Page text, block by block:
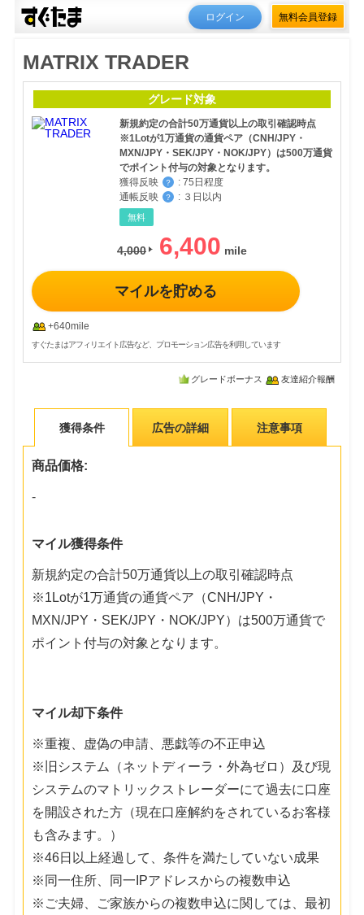
ログイン 無料会員登録
MATRIX TRADER
グレード対象
新規約定の合計50万通貨以上の取引確認時点
※1Lotが1万通貨の通貨ペア（CNH/JPY・
MXN/JPY・SEK/JPY・NOK/JPY）は500万通貨
でポイント付与の対象となります。
獲得反映
？ : 75日程度
通帳反映
？ : ３日以内
無料
4,000 6,400
マイルを貯める
+640mile
すぐたまはアフィリエイト広告など、プロモーション広告を利用しています
グレードボーナス 友達紹介報酬
獲得条件 広告の詳細 注意事項
商品価格:
-
マイル獲得条件
新規約定の合計50万通貨以上の取引確認時点
※1Lotが1万通貨の通貨ペア（CNH/JPY・
MXN/JPY・SEK/JPY・NOK/JPY）は500万通貨で
ポイント付与の対象となります。
マイル却下条件
※重複、虚偽の申請、悪戯等の不正申込
※旧システム（ネットディーラ・外為ゼロ）及び現
システムのマトリックストレーダーにて過去に口座
を開設された方（現在口座解約をされているお客様
も含みます。）
※46日以上経過して、条件を満たしていない成果
※同一住所、同一IPアドレスからの複数申込
※ご夫婦、ご家族からの複数申込に関しては、最初